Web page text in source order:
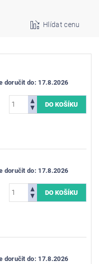
Hlídat cenu
doručit do: 17.8.2026
doručit do: 17.8.2026
doručit do: 17.8.2026